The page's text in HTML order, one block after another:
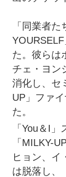
「同業者
た。彼らは
チェ・ヨン
消化し、セ
UP」ファ
た。
「You＆I
「MILKY-
ヒョン、イ
は脱落し、